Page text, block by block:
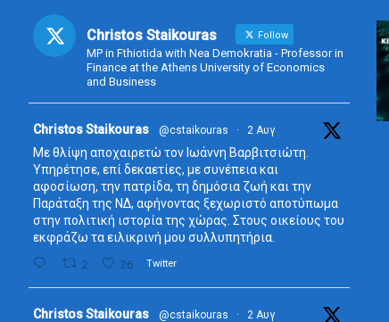
Christos Staikouras Follow
MP in Fthiotida with Nea Demokratia - Professor in
Finance at the Athens University of Economics
and Business
Christos Staikouras @cstaikouras · 2 Αυγ
Με θλίψη αποχαιρετώ τον Ιωάννη Βαρβιτσιώτη.
Υπηρέτησε, επί δεκαετίες, με συνέπεια και
αφοσίωση, την πατρίδα, τη δημόσια ζωή και την
Παράταξη της ΝΔ, αφήνοντας ξεχωριστό αποτύπωμα
στην πολιτική ιστορία της χώρας. Στους οικείους του
εκφράζω τα ειλικρινή μου συλλυπητήρια.
2 26 Twitter
Christos Staikouras @cstaikouras · 2 Αυγ